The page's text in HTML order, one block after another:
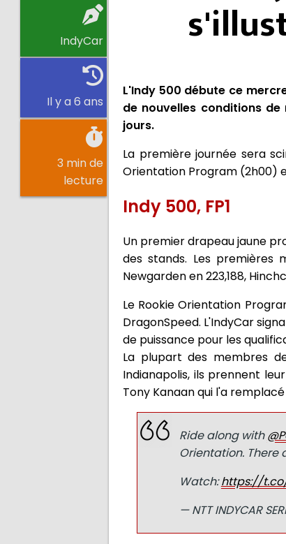
IndyCar
Il y a 6 ans
3 min de
lecture
L'Indy 500 débute ce
de nouvelles conditions
jours.
La première journée sera
Orientation Program (2h00)
Indy 500, FP1
Un premier drapeau jaune
des stands. Les
Newgarden en 223,188,
Le Rookie Orientation
DragonSpeed. L'IndyCar
de puissance pour les
La plupart des membres
Indianapolis, ils prennent
Tony Kanaan qui l'a remplacé
Ride along with
Orientation. There
Watch:https://
— NTT INDYCAR